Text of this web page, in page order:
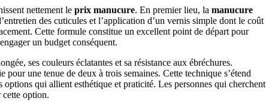
nettement le prix manucure. En premier lieu, la manucure
des cuticules et l’application d’un vernis simple dont le coût
Cette formule constitue un excellent point de départ pour
un budget conséquent.
ses couleurs éclatantes et sa résistance aux ébréchures.
une tenue de deux à trois semaines. Cette technique s’étend
qui allient esthétique et praticité. Les personnes qui cherchent
option.